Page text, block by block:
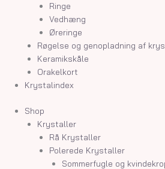
Ringe
Vedhæng
Øreringe
Røgelse og genopladning af
Keramikskåle
Orakelkort
Krystalindex
Shop
Krystaller
Rå Krystaller
Polerede Krystaller
Sommerfugle og